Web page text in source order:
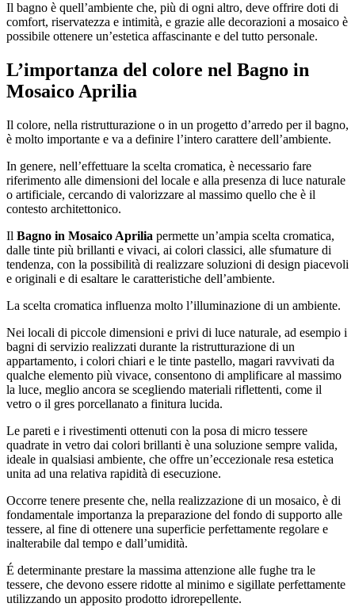
Il bagno è quell’ambiente che, più di ogni altro, deve offrire doti di
comfort, riservatezza e intimità, e grazie alle decorazioni a mosaico è
possibile ottenere un’estetica affascinante e del tutto personale.
L’importanza del colore nel Bagno in
Mosaico Aprilia
Il colore, nella ristrutturazione o in un progetto d’arredo per il bagno,
è molto importante e va a definire l’intero carattere dell’ambiente.
In genere, nell’effettuare la scelta cromatica, è necessario fare
riferimento alle dimensioni del locale e alla presenza di luce naturale
o artificiale, cercando di valorizzare al massimo quello che è il
contesto architettonico.
Il Bagno in Mosaico Aprilia permette un’ampia scelta cromatica,
dalle tinte più brillanti e vivaci, ai colori classici, alle sfumature di
tendenza, con la possibilità di realizzare soluzioni di design piacevoli
e originali e di esaltare le caratteristiche dell’ambiente.
La scelta cromatica influenza molto l’illuminazione di un ambiente.
Nei locali di piccole dimensioni e privi di luce naturale, ad esempio i
bagni di servizio realizzati durante la ristrutturazione di un
appartamento, i colori chiari e le tinte pastello, magari ravvivati da
qualche elemento più vivace, consentono di amplificare al massimo
la luce, meglio ancora se scegliendo materiali riflettenti, come il
vetro o il gres porcellanato a finitura lucida.
Le pareti e i rivestimenti ottenuti con la posa di micro tessere
quadrate in vetro dai colori brillanti è una soluzione sempre valida,
ideale in qualsiasi ambiente, che offre un’eccezionale resa estetica
unita ad una relativa rapidità di esecuzione.
Occorre tenere presente che, nella realizzazione di un mosaico, è di
fondamentale importanza la preparazione del fondo di supporto alle
tessere, al fine di ottenere una superficie perfettamente regolare e
inalterabile dal tempo e dall’umidità.
É determinante prestare la massima attenzione alle fughe tra le
tessere, che devono essere ridotte al minimo e sigillate perfettamente
utilizzando un apposito prodotto idrorepellente.